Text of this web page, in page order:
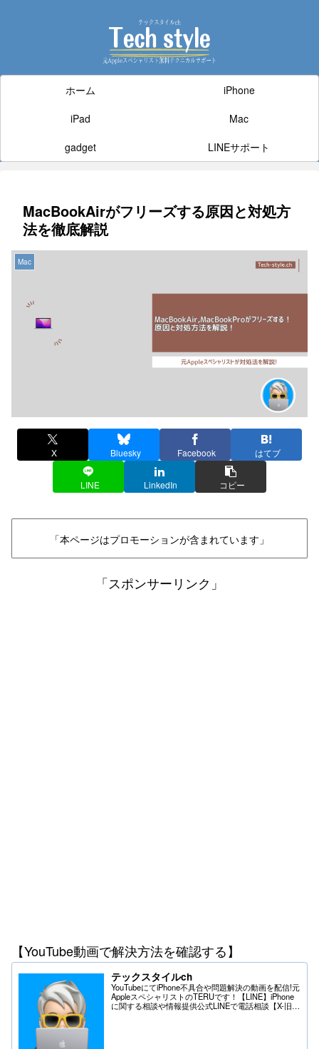
ホーム
iPhone
iPad
Mac
gadget
LINEサポート
MacBookAirがフリーズする原因と対処方
法を徹底解説
Mac
X Bluesky Facebook はてブ
LINE LinkedIn コピー
「本ページはプロモーションが含まれています」
「スポンサーリンク」
【YouTube動画で解決方法を確認する】
テックスタイルch
YouTubeにてiPhone不具合や問題解決の動画を配信!元
AppleスペシャリストのTERUです！【LINE】iPhone
に関する相談や情報提供公式LINEで電話相談【X-旧